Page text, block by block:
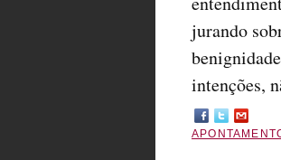
jurando
intenções,